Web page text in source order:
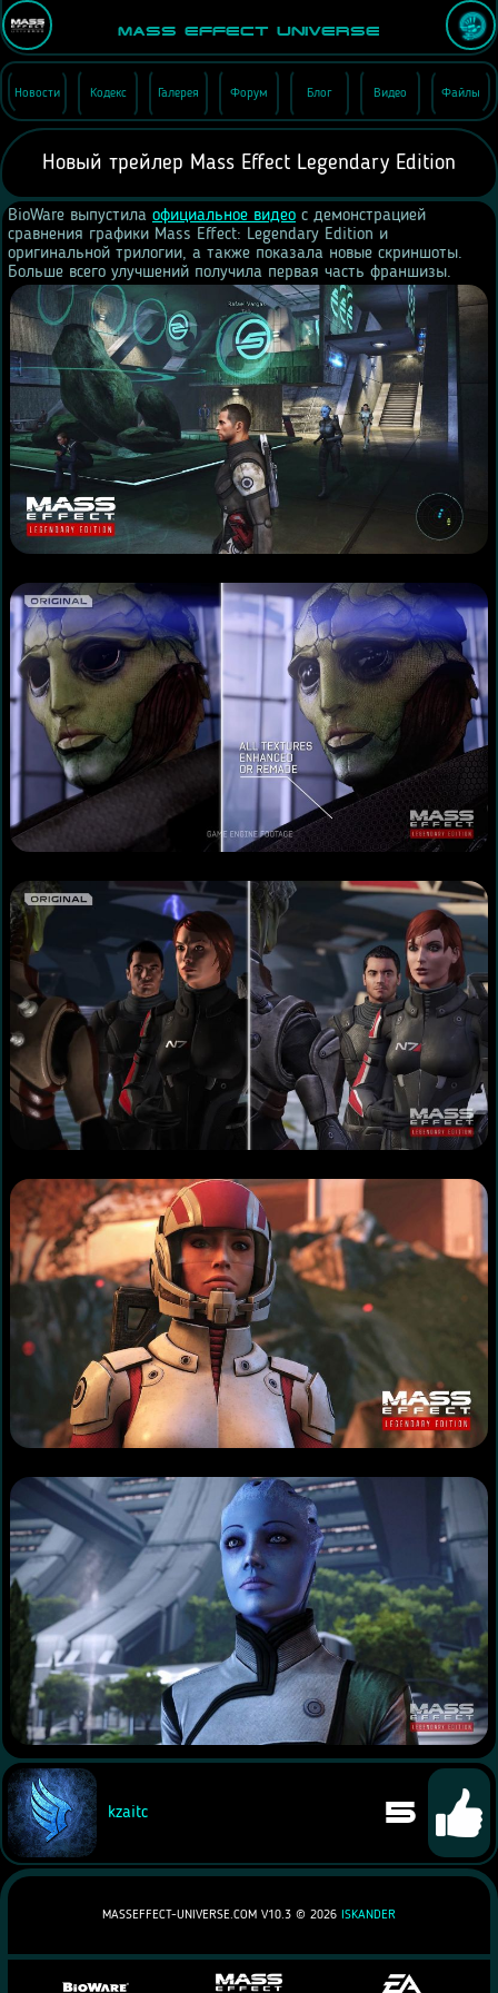
Mass Effect Universe
Новости Кодекс Галерея Форум Блог Видео Файлы
Новый трейлер Mass Effect Legendary Edition
BioWare выпустила официальное видео с демонcтрацией
сравнения графики Mass Effect: Legendary Edition и
оригинальной трилогии, а также показала новые скриншоты.
Больше всего улучшений получила первая часть франшизы.
kzaitc 5
MASSEFFECT-UNIVERSE.COM V10.3 © 2026 ISKANDER